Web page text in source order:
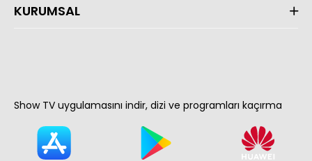
KURUMSAL
Show TV uygulamasını indir, dizi ve programları kaçırma